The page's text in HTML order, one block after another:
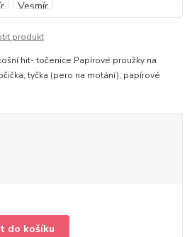
produkt
hit- točenice Papírové proužky na
tyčka (pero na motání), papírové
do košíku